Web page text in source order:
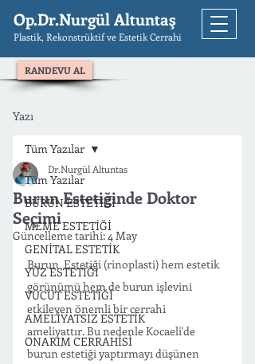
Op.Dr.Nurgül Altuntaş
Plastik, Rekonstrüktif ve Estetik Cerrahi
RANDEVU AL
Yazı
Tüm Yazılar
BURUN ESTETİĞİ
MEME ESTETİĞİ
GENİTAL ESTETİK
YÜZ ESTETİĞİ
VÜCUT ESTETİĞİ
AMELİYATSIZ ESTETİK
ONARIM CERRAHİSİ
Tüm Yazılar
Burun Estetiğinde Doktor
Seçimi
Dr.Nurgül Altuntas
Güncelleme tarihi:4 May
Burun  Estetiği (rinoplasti) hem estetik
görünümü hem de burun işlevini
etkileyen önemli bir cerrahi
ameliyattır. Bu nedenle Kocaeli'de
burun estetiği yaptırmayı düşünen